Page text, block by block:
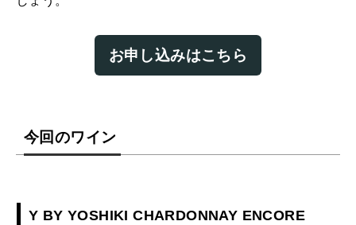
お申し込みはこちら
今回のワイン
Y BY YOSHIKI CHARDONNAY ENCORE